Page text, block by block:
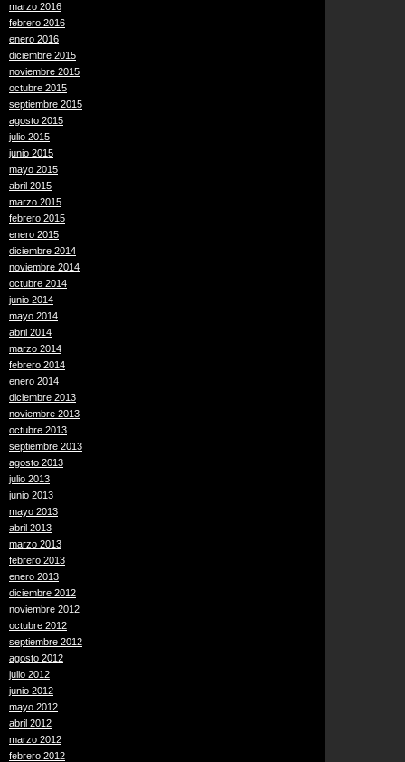
marzo 2016
febrero 2016
enero 2016
diciembre 2015
noviembre 2015
octubre 2015
septiembre 2015
agosto 2015
julio 2015
junio 2015
mayo 2015
abril 2015
marzo 2015
febrero 2015
enero 2015
diciembre 2014
noviembre 2014
octubre 2014
junio 2014
mayo 2014
abril 2014
marzo 2014
febrero 2014
enero 2014
diciembre 2013
noviembre 2013
octubre 2013
septiembre 2013
agosto 2013
julio 2013
junio 2013
mayo 2013
abril 2013
marzo 2013
febrero 2013
enero 2013
diciembre 2012
noviembre 2012
octubre 2012
septiembre 2012
agosto 2012
julio 2012
junio 2012
mayo 2012
abril 2012
marzo 2012
febrero 2012